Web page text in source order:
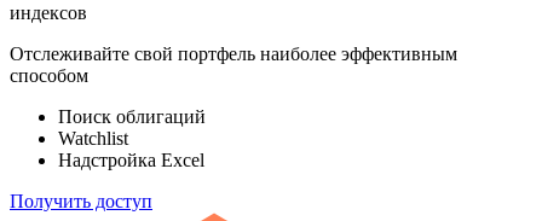
индексов
Отслеживайте свой портфель наиболее эффективным
способом
Поиск облигаций
Watchlist
Надстройка Excel
Получить доступ